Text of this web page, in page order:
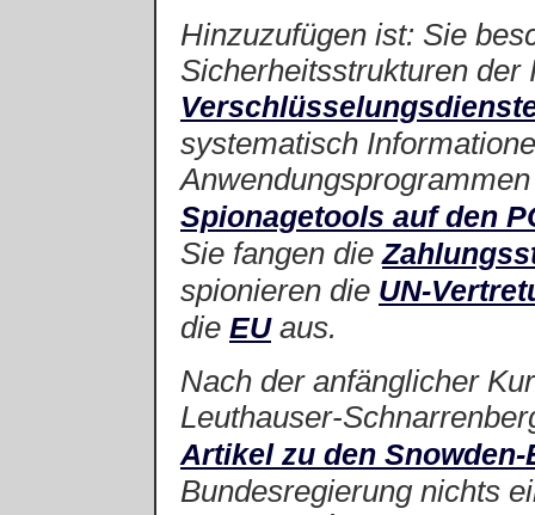
Hinzuzufügen ist: Sie
Sicherheitsstrukturen der
systematisch
Spionagetools auf den
Sie fangen die
spionieren die UN-
die EUaus.
Nach der anfänglicher
Leuthauser-
Artikel zu den
Bundesregierung nichts